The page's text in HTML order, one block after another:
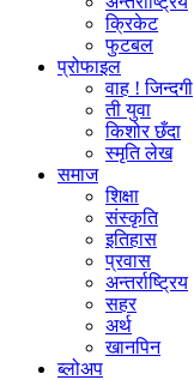
क्रिकेट
फुटबल
प्रोफाइल
वाह ! जिन्दगी
ती युवा
किशोर छँदा
स्मृति लेख
समाज
शिक्षा
संस्कृति
इतिहास
प्रवास
अन्तर्राष्ट्रिय
सहर
अर्थ
खानपिन
ब्लोअप